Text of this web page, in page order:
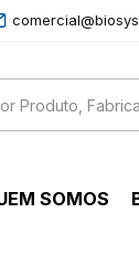
SOMOS